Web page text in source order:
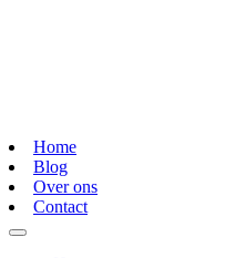
Home
Blog
Over ons
Contact